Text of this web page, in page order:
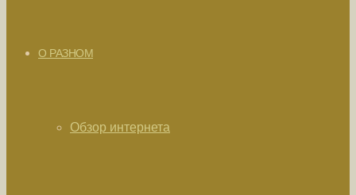
О РАЗНОМ
Обзор интернета